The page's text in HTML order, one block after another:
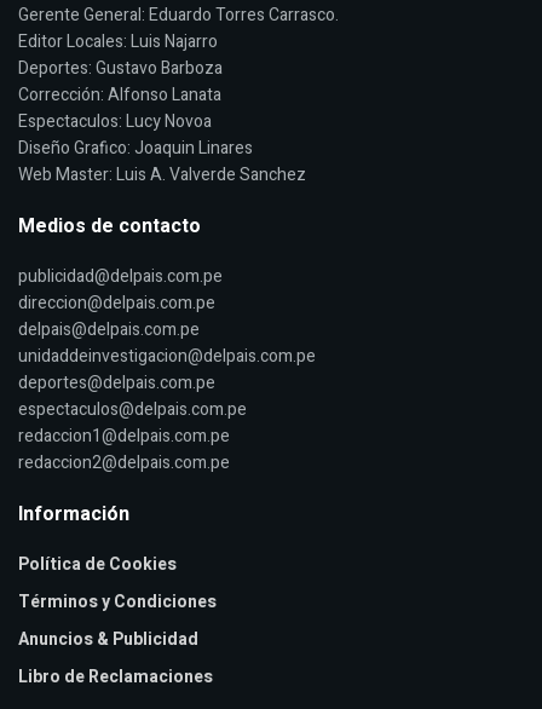
Gerente General: Eduardo Torres Carrasco.
Editor Locales: Luis Najarro
Deportes: Gustavo Barboza
Corrección: Alfonso Lanata
Espectaculos: Lucy Novoa
Diseño Grafico: Joaquin Linares
Web Master: Luis A. Valverde Sanchez
Medios de contacto
publicidad@delpais.com.pe
direccion@delpais.com.pe
delpais@delpais.com.pe
unidaddeinvestigacion@delpais.com.pe
deportes@delpais.com.pe
espectaculos@delpais.com.pe
redaccion1@delpais.com.pe
redaccion2@delpais.com.pe
Información
Política de Cookies
Términos y Condiciones
Anuncios & Publicidad
Libro de Reclamaciones